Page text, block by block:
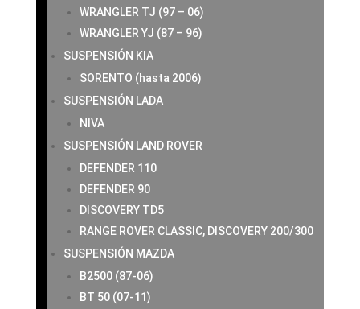
WRANGLER TJ (97 – 06)
WRANGLER YJ (87 – 96)
SUSPENSIÓN KIA
SORENTO (hasta 2006)
SUSPENSIÓN LADA
NIVA
SUSPENSIÓN LAND ROVER
DEFENDER 110
DEFENDER 90
DISCOVERY TD5
RANGE ROVER CLASSIC, DISCOVERY 200/300
SUSPENSIÓN MAZDA
B2500 (87-06)
BT 50 (07-11)